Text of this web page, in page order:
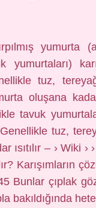
yumurta
yumurtaları)
tuz,
oluşana kadar
tavuk
tuz,
– › Wiki ›
Karışımların
Bunlar çıplak
bakıldığında